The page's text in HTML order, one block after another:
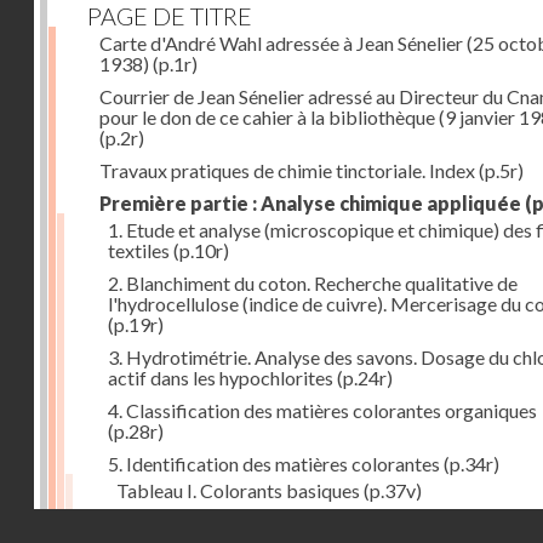
PAGE DE TITRE
Carte d'André Wahl adressée à Jean Sénelier (25
1938) (p.1r)
Courrier de Jean Sénelier adressé au Directeur du
pour le don de ce cahier à la bibliothèque (9 janvier
(p.2r)
Travaux pratiques de chimie tinctoriale. Index(p.5r)
Première partie : Analyse chimique appliquée
1. Etude et analyse (microscopique et chimique) des
textiles (p.10r)
2. Blanchiment du coton. Recherche qualitative de
l'hydrocellulose (indice de cuivre). Mercerisage du
(p.19r)
3. Hydrotimétrie. Analyse des savons. Dosage du
actif dans les hypochlorites (p.24r)
4. Classification des matières colorantes organiques
(p.28r)
5. Identification des matières colorantes (p.34r)
Tableau I. Colorants basiques (p.37v)